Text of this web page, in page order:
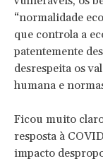
“normalidade
que controla a
patentemente
desrespeita os
humana e
Ficou muito
resposta à
impacto